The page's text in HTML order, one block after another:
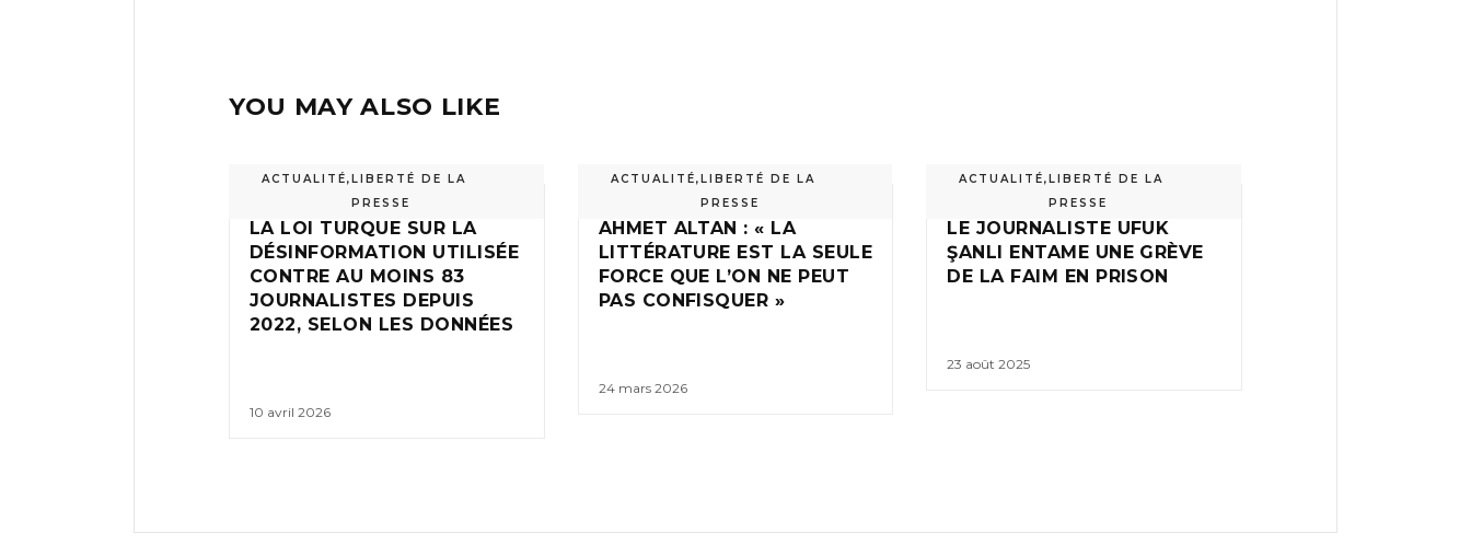
YOU MAY ALSO LIKE
ACTUALITÉ, LIBERTÉ DE LA
PRESSE
LA LOI TURQUE SUR LA
DÉSINFORMATION UTILISÉE
CONTRE AU MOINS 83
JOURNALISTES DEPUIS
2022, SELON LES DONNÉES
10 avril 2026
ACTUALITÉ, LIBERTÉ DE LA
PRESSE
AHMET ALTAN : « LA
LITTÉRATURE EST LA SEULE
FORCE QUE L’ON NE PEUT
PAS CONFISQUER »
24 mars 2026
ACTUALITÉ, LIBERTÉ DE LA
PRESSE
LE JOURNALISTE UFUK
ŞANLI ENTAME UNE GRÈVE
DE LA FAIM EN PRISON
23 août 2025